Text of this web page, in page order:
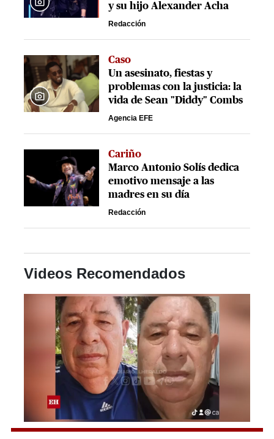
y su hijo Alexander Acha
Redacción
Caso
Un asesinato, fiestas y
problemas con la justicia: la
vida de Sean "Diddy" Combs
Agencia EFE
Cariño
Marco Antonio Solís dedica
emotivo mensaje a las
madres en su día
Redacción
Videos Recomendados
0